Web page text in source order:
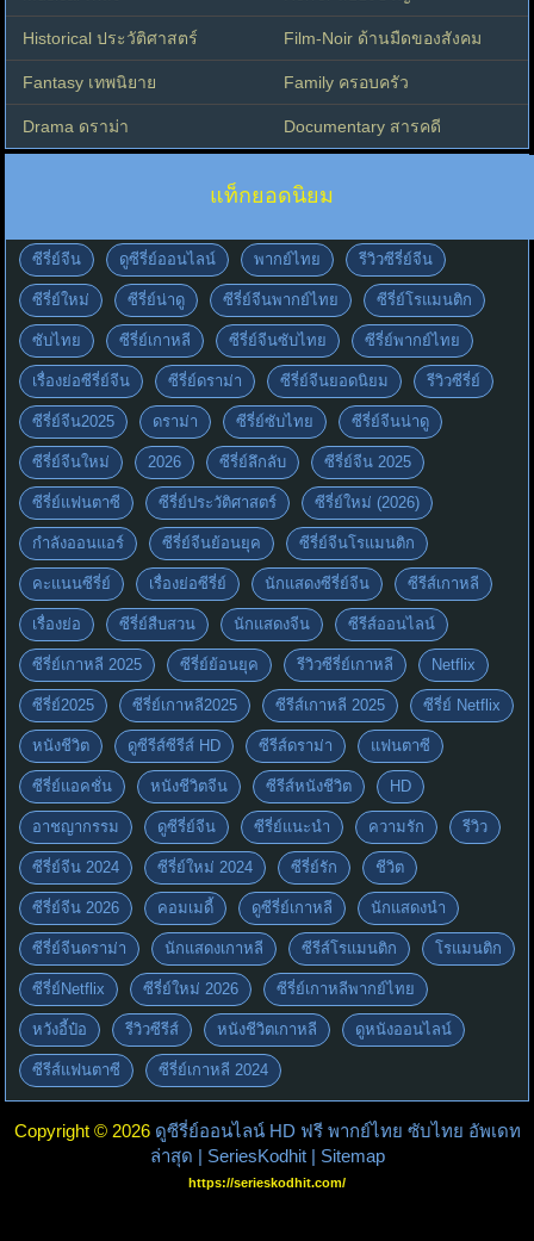
Historical ประวัติศาสตร์ Film-Noir ด้านมืดของสังคม
Fantasy เทพนิยาย Family ครอบครัว
Drama ดราม่า Documentary สารคดี
แท็กยอดนิยม
ซีรี่ย์จีน ดูซีรี่ย์ออนไลน์ พากย์ไทย รีวิวซีรี่ย์จีน
ซีรี่ย์ใหม่ ซีรี่ย์น่าดู ซีรี่ย์จีนพากย์ไทย ซีรี่ย์โรแมนติก
ซับไทย ซีรี่ย์เกาหลี ซีรี่ย์จีนซับไทย ซีรี่ย์พากย์ไทย
เรื่องย่อซีรี่ย์จีน ซีรี่ย์ดราม่า ซีรี่ย์จีนยอดนิยม รีวิวซีรี่ย์
ซีรี่ย์จีน2025 ดราม่า ซีรี่ย์ซับไทย ซีรี่ย์จีนน่าดู
ซีรี่ย์จีนใหม่ 2026 ซีรี่ย์ลึกลับ ซีรี่ย์จีน 2025
ซีรี่ย์แฟนตาซี ซีรี่ย์ประวัติศาสตร์ ซีรี่ย์ใหม่ (2026)
กำลังออนแอร์ ซีรี่ย์จีนย้อนยุค ซีรี่ย์จีนโรแมนติก
คะแนนซีรี่ย์ เรื่องย่อซีรี่ย์ นักแสดงซีรี่ย์จีน ซีรีส์เกาหลี
เรื่องย่อ ซีรี่ย์สืบสวน นักแสดงจีน ซีรีส์ออนไลน์
ซีรี่ย์เกาหลี 2025 ซีรี่ย์ย้อนยุค รีวิวซีรี่ย์เกาหลี Netflix
ซีรี่ย์2025 ซีรี่ย์เกาหลี2025 ซีรีส์เกาหลี 2025 ซีรี่ย์ Netflix
หนังชีวิต ดูซีรีส์ซีรีส์ HD ซีรีส์ดราม่า แฟนตาซี
ซีรี่ย์แอคชั่น หนังชีวิตจีน ซีรีส์หนังชีวิต HD
อาชญากรรม ดูซีรี่ย์จีน ซีรี่ย์แนะนำ ความรัก รีวิว
ซีรี่ย์จีน 2024 ซีรี่ย์ใหม่ 2024 ซีรี่ย์รัก ชีวิต
ซีรี่ย์จีน 2026 คอมเมดี้ ดูซีรี่ย์เกาหลี นักแสดงนำ
ซีรี่ย์จีนดราม่า นักแสดงเกาหลี ซีรีส์โรแมนติก โรแมนติก
ซีรี่ย์Netflix ซีรี่ย์ใหม่ 2026 ซีรี่ย์เกาหลีพากย์ไทย
หวังอี้ป๋อ รีวิวซีรีส์ หนังชีวิตเกาหลี ดูหนังออนไลน์
ซีรีส์แฟนตาซี ซีรี่ย์เกาหลี 2024
Copyright © 2026 ดูซีรี่ย์ออนไลน์ HD ฟรี พากย์ไทย ซับไทย อัพเดท
ล่าสุด | SeriesKodhit | Sitemap
https://serieskodhit.com/